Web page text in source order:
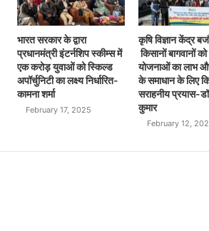
भारत सरकार के द्वारा
प्रधानमंत्री इंटर्नशिप स्कीम्स में
एक करोड़ युवाओं को स्किल्ड
अपॉर्चुनिटी का लक्ष्य निर्धारित-
कामना शर्मा
February 17, 2025
कृषि विज्ञान केंद्र
किसानों बागवानों
योजनाओं का लाभ
के समाधान के लिए
सराहनीय प्रयास-
कुमार
February 12,